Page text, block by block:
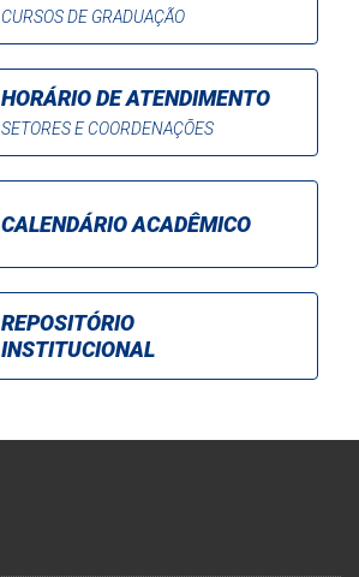
CURSOS DE GRADUAÇÃO
HORÁRIO DE ATENDIMENTO
SETORES E COORDENAÇÕES
CALENDÁRIO ACADÊMICO
REPOSITÓRIO
INSTITUCIONAL